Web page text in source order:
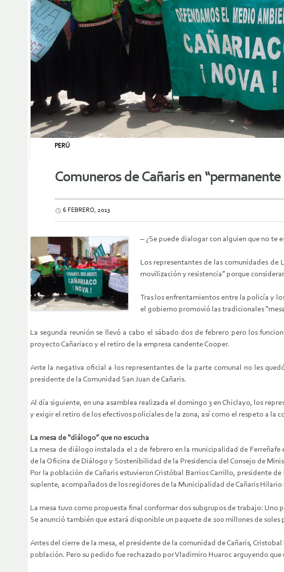
PERÚ
Comuneros de Cañaris en
6 FEBRERO, 2013
– ¿Se puede dialogar con alguien que no te
Los representantes de las comunidades
movilización y resistencia” porque
Tras los enfrentamientos entre la policía y
el gobierno promovió las tradicionales
La segunda reunión se llevó a cabo el sábado dos de febrero pero los
proyecto Cañariaco y el retiro de la empresa candente Cooper.
Ante la negativa oficial a los representantes de la parte comunal no les
presidente de la Comunidad San Juan de Cañaris.
Al día siguiente, en una asamblea realizada el domingo 3 en Chiclayo, los
y exigir el retiro de los efectivos policiales de la zona, así como el respeto a la
La mesa de “diálogo” que no escucha
La mesa de diálogo instalada el 2 de febrero en la municipalidad de
de la Oficina de Diálogo y Sostenibilidad de la Presidencia del Consejo de
Por la población de Cañaris estuvieron Cristóbal Barrios Carrillo, presidente
suplente, acompañados de los regidores de la Municipalidad de Cañaris
La mesa tuvo como propuesta final conformar dos subgrupos de trabajo:
Se anunció también que estará disponible un paquete de 100 millones de
Antes del cierre de la mesa, el presidente de la comunidad de Cañaris,
población. Pero su pedido fue rechazado por Vladimiro Huaroc arguyendo